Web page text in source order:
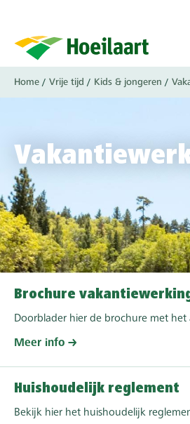
naar
inhoud
Kruimelpad
Home Vrije tijd Kids & jongeren
Brochure
Doorblader hier de brochure met
Meer info
Huishoudelijk reglement
Bekijk hier het huishoudelijk